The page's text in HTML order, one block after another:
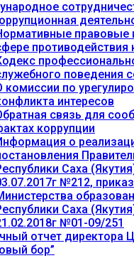
правовые
противодействия
поведения
комиссии по
интересов
связь для
коррупции
о
Саха
№212,
Саха
№01-09/251
отчет директора
бор”